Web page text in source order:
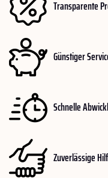
Transparente
Günstiger
Schnelle
Zuverlässige